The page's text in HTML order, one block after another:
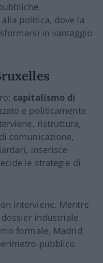
politica, dove la
in vantaggio
capitalismo di
e politicamente
ristruttura,
comunicazione,
inserisce
le strategie di
interviene. Mentre
industriale
formale, Madrid
pubblico